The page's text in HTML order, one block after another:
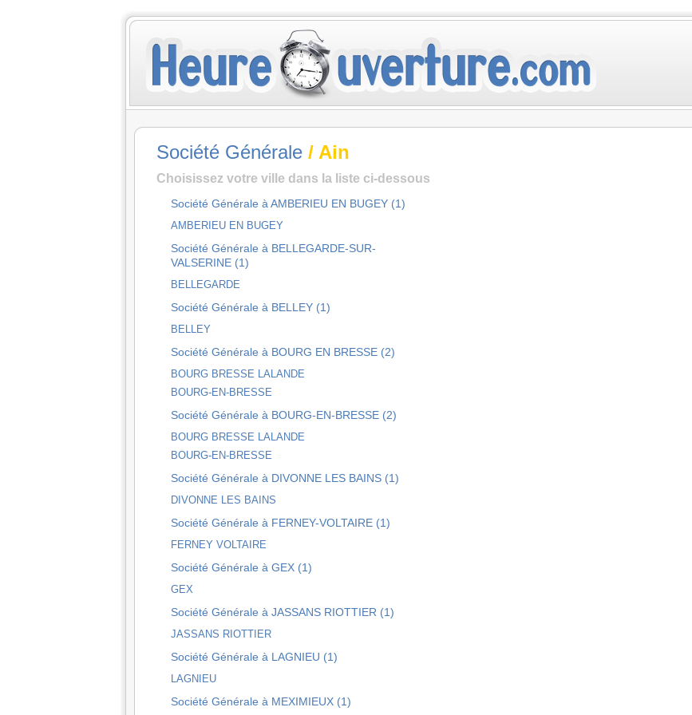
Société Générale / Ain
Choisissez votre ville dans la liste ci-dessous
Société Générale à AMBERIEU EN BUGEY (1)
AMBERIEU EN BUGEY
Société Générale à BELLEGARDE-SUR-
VALSERINE (1)
BELLEGARDE
Société Générale à BELLEY (1)
BELLEY
Société Générale à BOURG EN BRESSE (2)
BOURG BRESSE LALANDE
BOURG-EN-BRESSE
Société Générale à BOURG-EN-BRESSE (2)
BOURG BRESSE LALANDE
BOURG-EN-BRESSE
Société Générale à DIVONNE LES BAINS (1)
DIVONNE LES BAINS
Société Générale à FERNEY-VOLTAIRE (1)
FERNEY VOLTAIRE
Société Générale à GEX (1)
GEX
Société Générale à JASSANS RIOTTIER (1)
JASSANS RIOTTIER
Société Générale à LAGNIEU (1)
LAGNIEU
Société Générale à MEXIMIEUX (1)